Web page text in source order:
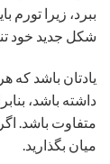
ببرد، زیرا تورم
شکل جدید خود
یادتان باشد که
داشته باشد،
متفاوت باشد.
میان بگذارید.